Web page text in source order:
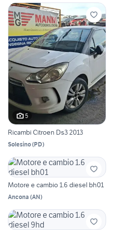
5
Ricambi Citroen Ds3 2013
Solesino(PD)
Motore e cambio 1.6 diesel bh01
Ancona (AN)